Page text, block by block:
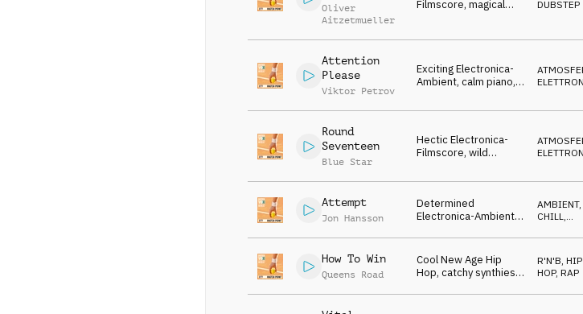
Oliver
Aitzetmueller
Filmscore, magical
DUBSTEP
Attention
Please
Viktor Petrov
Exciting Electronica-
Ambient, calm piano,
threatening
Round
Seventeen
Blue Star
Hectic Electronica-
Filmscore, wild
darken chimes
Attempt
Jon Hansson
Determined
Electronica-Ambient,
thoughtful, spherical
atmo
AMBIENT,
CHILL
How To Win
Queens Road
Cool New Age Hip
Hop, catchy synthies,
confident atmo
R'N'B HIP
HOP, RAP